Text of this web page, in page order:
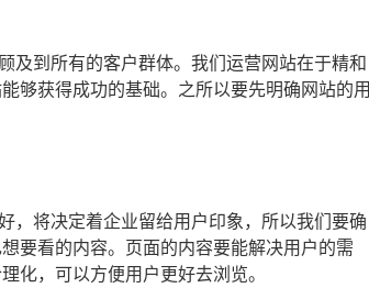
及到所有的客户群体。我们运营网站在于精和
够获得成功的基础。之所以要先明确网站的用
，将决定着企业留给用户印象，所以我们要确
要看的内容。页面的内容要能解决用户的需
化，可以方便用户更好去浏览。